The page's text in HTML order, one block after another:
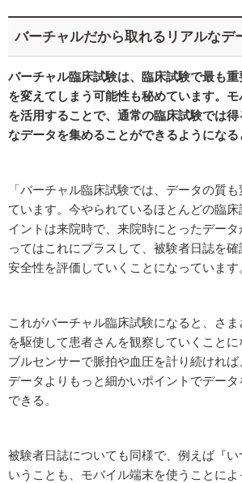
バーチャルだから取れるリアルなデ
バーチャル臨床試験は、臨床試験で最も
を変えてしまう可能性も秘めています。
を活用することで、通常の臨床試験では
なデータを集めることができるようになる
「バーチャル臨床試験では、データの質
ています。今やられているほとんどの臨
イントは来院時で、来院時にとったデー
ってはこれにプラスして、被験者日誌を
安全性を評価していくことになっています
これがバーチャル臨床試験になると、さ
を駆使して患者さんを観察していくこと
ブルセンサーで脈拍や血圧を計り続けれ
データよりもっと細かいポイントでデー
できる。
被験者日誌についても同様で、例えば『い
いうことも、モバイル端末を使うことに